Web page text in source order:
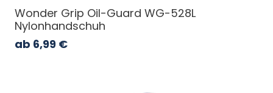
Wonder Grip Oil-Guard WG-528L
Nylonhandschuh
ab 6,99 €